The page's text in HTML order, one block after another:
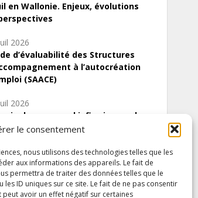
le consentement
nous utilisons des technologies telles que les
aux informations des appareils. Le fait de
permettra de traiter des données telles que le
ID uniques sur ce site. Le fait de ne pas consentir
avoir un effet négatif sur certaines
en Wallonie. Enjeux, évolutions
2026
d’évaluabilité des Structures
à l’autocréation
(SAACE)
2026
du personnel infirmier :quels
d’offre de soins pour
vous à notre newsletter